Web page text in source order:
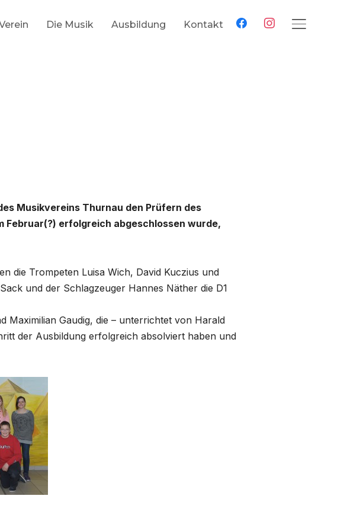
facebookinstagram
Die Musik Ausbildung Kontakt
Musikvereins Thurnau den Prüfern des
Februar(?) erfolgreich abgeschlossen wurde,
die Trompeten Luisa Wich, David Kuczius und
und der Schlagzeuger Hannes Näther die D1
Maximilian Gaudig, die – unterrichtet von Harald
der Ausbildung erfolgreich absolviert haben und